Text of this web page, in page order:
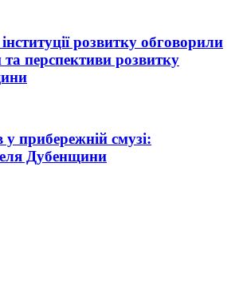
розвитку обговорили
та перспективи розвитку
прибережній смузі:
Дубенщини